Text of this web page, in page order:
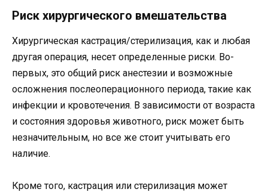
Риск хирургического вмешательства
Хирургическая кастрация/стерилизация, как и любая
другая операция, несет определенные риски. Во-
первых, это общий риск анестезии и возможные
осложнения послеоперационного периода, такие как
инфекции и кровотечения. В зависимости от возраста
и состояния здоровья животного, риск может быть
незначительным, но все же стоит учитывать его
наличие.
Кроме того, кастрация или стерилизация может